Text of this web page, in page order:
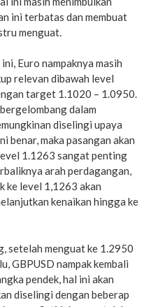
ini terbatas dan membuat
menguat.
Euro nampaknya masih
relevan dibawah level
target 1.1020 – 1.0950.
dalam
diselingi upaya
benar, maka pasangan akan
1.1263 sangat penting
arah perdagangan,
ke level 1,1263 akan
kenaikan hingga ke
setelah menguat ke 1.2950
GBPUSD nampak kembali
pendek, hal ini akan
diselingi dengan beberap